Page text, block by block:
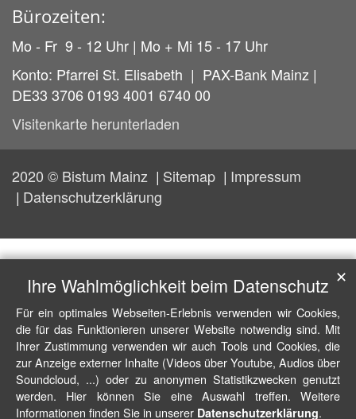
Bürozeiten:
Mo - Fr 9 - 12 Uhr | Mo + Mi 15 - 17 Uhr
Konto: Pfarrei St. Elisabeth | PAX-Bank Mainz |
DE33 3706 0193 4001 6740 00
Visitenkarte herunterladen
2020 © Bistum Mainz Sitemap
Impressum
Datenschutzerklärung
Ihre Wahlmöglichkeit beim Datenschutz
Für ein optimales Webseiten-Erlebnis verwenden wir Cookies,
die für das Funktionieren unserer Website notwendig sind. Mit
Ihrer Zustimmung verwenden wir auch Tools und Cookies, die
zur Anzeige externer Inhalte (Videos über Youtube, Audios über
Soundcloud, ...) oder zu anonymen Statistikzwecken genutzt
werden. Hier können Sie eine Auswahl treffen. Weitere
Informationen finden Sie in unserer Datenschutzerklärung.
✕